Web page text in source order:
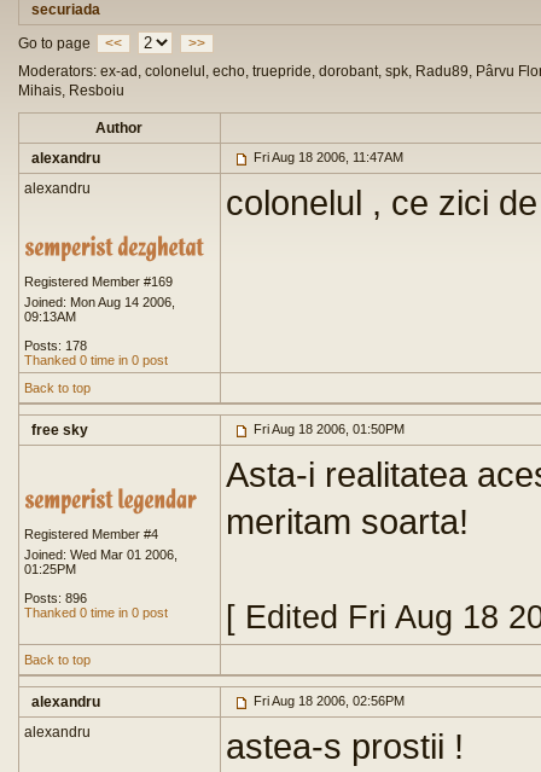
securiada
Go to page
<<
>>
Moderators: ex-ad, colonelul, echo, truepride, dorobant, spk, Radu89, Pârvu
Mihais, Resboiu
Author
alexandru
Fri Aug 18 2006, 11:47AM
alexandru
Registered Member #169
Joined: Mon Aug 14 2006,
09:13AM
Posts: 178
Thanked 0 time in 0 post
colonelul , ce zici
Back to top
free sky Fri Aug 18 2006, 01:50PM
Registered Member #4
Joined: Wed Mar 01 2006,
01:25PM
Posts: 896
Thanked 0 time in 0 post
Asta-i realitatea
meritam soarta!
[ Edited Fri Aug 18
Back to top
alexandru Fri Aug 18 2006, 02:56PM
alexandru
astea-s prostii !